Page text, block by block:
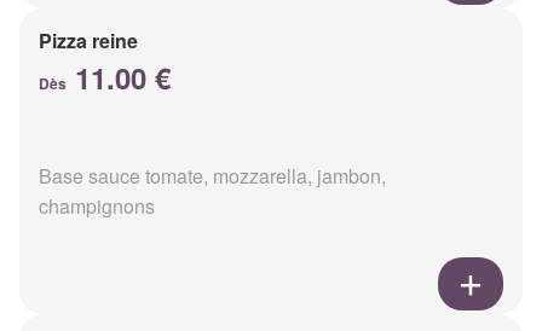
Pizza reine
Dès 11.00 €
Base sauce tomate, mozzarella, jambon,
champignons